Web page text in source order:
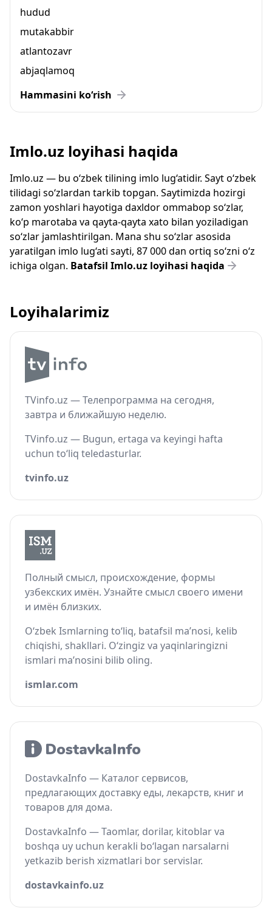
hudud
mutakabbir
atlantozavr
abjaqlamoq
Hammasini ko‘rish
Imlo.uz loyihasi haqida
Imlo.uz — bu o‘zbek tilining imlo lug‘atidir. Sayt o‘zbek
tilidagi so‘zlardan tarkib topgan. Saytimizda hozirgi
zamon yoshlari hayotiga daxldor ommabop so‘zlar,
ko‘p marotaba va qayta-qayta xato bilan yoziladigan
so‘zlar jamlashtirilgan. Mana shu so‘zlar asosida
yaratilgan imlo lug‘ati sayti, 87 000 dan ortiq so‘zni o‘z
ichiga olgan. Batafsil Imlo.uz loyihasi haqida
Loyihalarimiz
TVinfo.uz — Телепрограмма на сегодня,
завтра и ближайшую неделю.
TVinfo.uz — Bugun, ertaga va keyingi hafta
uchun to‘liq teledasturlar.
tvinfo.uz
Полный смысл, происхождение, формы
узбекских имён. Узнайте смысл своего имени
и имён близких.
O‘zbek Ismlarning to‘liq, batafsil ma’nosi, kelib
chiqishi, shakllari. O‘zingiz va yaqinlaringizni
ismlari ma’nosini bilib oling.
ismlar.com
DostavkaInfo — Каталог сервисов,
предлагающих доставку еды, лекарств, книг и
товаров для дома.
DostavkaInfo — Taomlar, dorilar, kitoblar va
boshqa uy uchun kerakli bo‘lagan narsalarni
yetkazib berish xizmatlari bor servislar.
dostavkainfo.uz